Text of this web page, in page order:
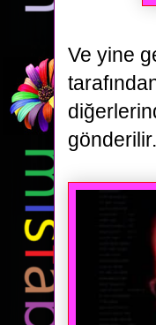
Ve yine
gönderilir.